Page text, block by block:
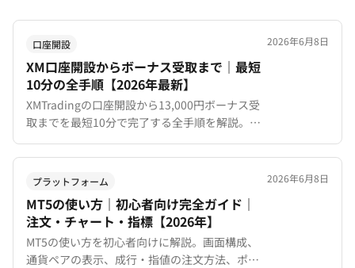
口座開設
XM口座開設からボーナス受取まで｜最短
10分の全手順【2026年最新】
XMTradingの口座開設から13,000円ボーナス受
取までを最短10分で完了する全手順を解説。事
前準備チェックリスト、ステップ別の所要時
間、つまずきやすいポイントと対処法まで網
羅。
2026年6月8日
プラットフォーム
MT5の使い方｜初心者向け完全ガイド｜
注文・チャート・指標【2026年】
MT5の使い方を初心者向けに解説。画面構成、
通貨ペアの表示、成行・指値の注文方法、ポジ
2026年6月8日